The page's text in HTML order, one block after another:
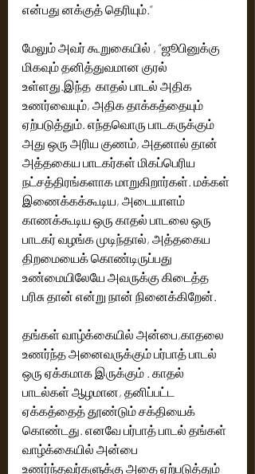
என்பது னக்குத் தெரியும்.”
மேலும் அவர் கூறுகையில் , “ஜூபினுக்கு
மிகவும் தனித்துவமான குரல்
உள்ளது.இந்த  காதல் பாடல் அதிக
உணர்வையும், அதிக தாக்கத்தையும்
ஏற்படுத்தும். எந்தவொரு பாடகருக்கும்
அது ஒரு அரிய குணம், அதனால் தான்
அத்தகைய பாடகர்கள் மிகப்பெரிய
நட்சத்திரங்களாக மாறுகிறார்கள். மக்கள்
இணைக்கக்கூடிய, அடையாளம்
காணக்கூடிய ஒரு காதல் பாடலை ஒரு
பாடகர் வழங்க முடிந்தால், அத்தகைய
திறமையைக் கொண்டிருப்பது
உண்மையிலேயே அவருக்கு கிடைத்த
பரிசு தான் என்று நான் நினைக்கிறேன்.
தங்கள் வாழ்க்கையில் அன்பை,காதலை
உணர்ந்த அனைவருக்கும் பர்பாத் பாடல்
ஒரு ஏக்கமாக இருக்கும் . காதல்
பாடல்கள் ஆழமான, தனிப்பட்ட
ஏக்கத்தைத் தூண்டும் சக்தியைக்
கொண்டது. எனவே பர்பாத் பாடல் தங்கள்
வாழ்க்கையில் அன்பை
உணர்ந்தவர்களுக்கு அதை ஏற்படுத்தும்